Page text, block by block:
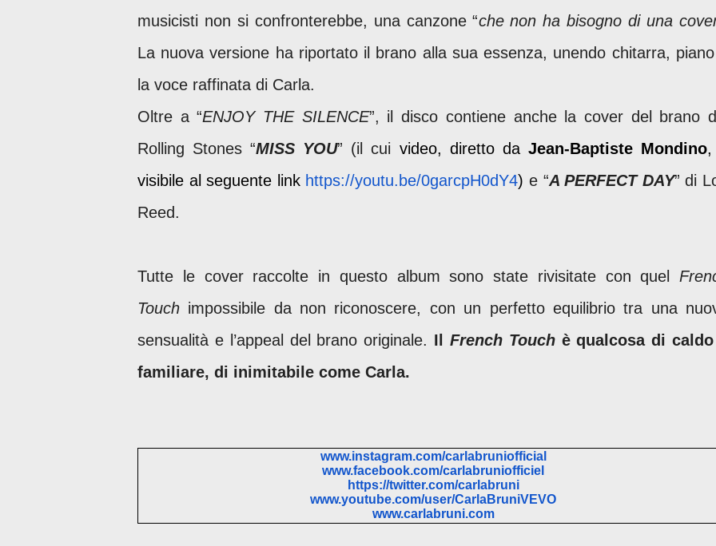
musicisti non si confronterebbe, una canzone “che non ha bisogno di una
La nuova versione ha riportato il brano alla sua essenza, unendo chitarra,
la voce raffinata di Carla.
Oltre a “ENJOY THE SILENCE”, il disco contiene anche la cover del brano
Rolling Stones “MISS YOU” (il cui video, diretto da Jean-Baptiste Mondino,
visibile al seguente link https://youtu.be/0garcpH0dY4)e “A PERFECT DAY” di
Reed.
Tutte le cover raccolte in questo album sono state rivisitate con quel
Touch impossibile da non riconoscere, con un perfetto equilibrio tra una
sensualità e l’appeal del brano originale. Il French Touchè qualcosa di
familiare, di inimitabile come Carla.
www.instagram.com/carlabruniofficial
www.facebook.com/carlabruniofficiel
https://twitter.com/carlabruni
www.youtube.com/user/CarlaBruniVEVO
www.carlabruni.com